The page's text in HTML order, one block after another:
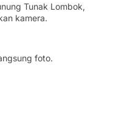
Tunak Lombok,
kamera.
foto.